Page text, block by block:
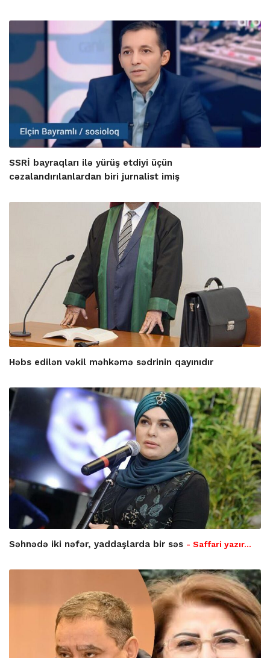
SSRİ bayraqları ilə yürüş etdiyi üçün
cəzalandırılanlardan biri jurnalist imiş
Həbs edilən vəkil məhkəmə sədrinin qayınıdır
Səhnədə iki nəfər, yaddaşlarda bir səs - Saffari yazır…